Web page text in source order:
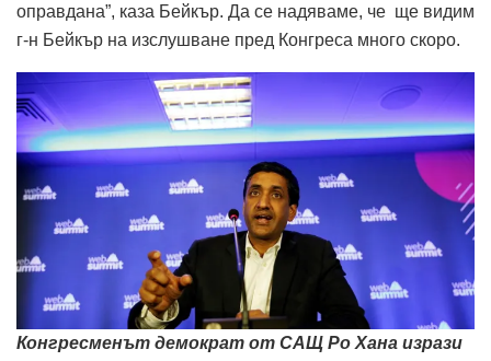
оправдана”, каза Бейкър. Да се надяваме, че ще видим
г-н Бейкър на изслушване пред Конгреса много скоро.
Конгресменът демократ от САЩ Ро Хана изрази